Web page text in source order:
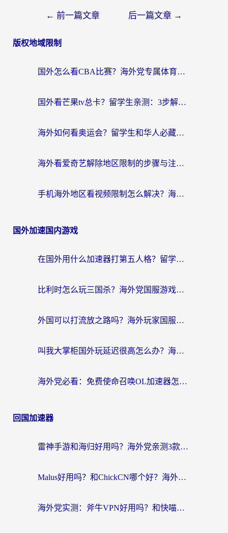
← 前一篇文章 后一篇文章 →
版权地域限制
国外怎么看CBA比赛？海外党专属体育直播指南，告别地区限制看球自由
国外看芒果tv总卡？留学生亲测：3步解决地域限制+流畅追剧攻略
海外如何看奥运会？留学生和华人必藏的体育赛事观看终极指南
海外看爱奇艺解除地区限制的步骤与注意事项详解：留学生必看的无卡顿追剧指南
手机海外地区看视频限制怎么解决？海外党追剧看片的实用指南
国外加速国内游戏
在国外用什么加速器打第五人格？留学生亲测：这6个功能才是关键！
比利时怎么玩三国杀？海外党国服游戏加速器终极指南（附问道CODOL优化方案）
外国可以打流放之路吗？海外玩家国服游戏畅玩终极指南（附实测推荐）
叫我大掌柜国外玩延迟很高怎么办？海外党亲测的国服游戏加速全攻略
海外党必看：免费使命召唤OL加速器怎么选？3个国服游戏加速痛点一次性解决
回国加速器
雷神手游和海归好用吗？海外党亲测3款热门回国加速器+番茄加速器深度体验
Malus好用吗？和ChickCN哪个好？海外党亲测：选对回国加速器，追剧游戏不卡顿
海外党实测：斧牛VPN好用吗？和快喵VPN对比哪个回国效果更好？附3款热门加速器深度分析